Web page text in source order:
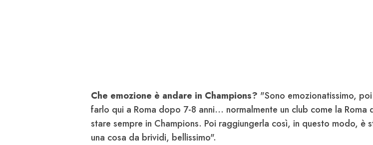
Che emozione è andare in Champions? "Sono emozionatissimo,
farlo qui a Roma dopo 7-8 anni... normalmente un club come la Roma
stare sempre in Champions. Poi raggiungerla così, in questo modo, è
una cosa da brividi, bellissimo".